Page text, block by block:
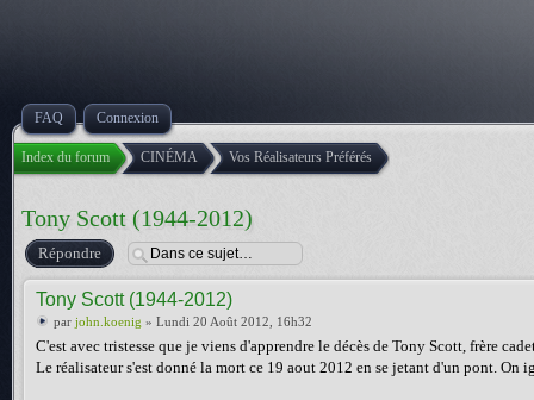
FAQ Connexion
Index du forum CINÉMA Vos Réalisateurs Préférés
Tony Scott (1944-2012)
Répondre
Tony Scott (1944-2012)
par john.koenig » Lundi 20 Août 2012, 16h32
C'est avec tristesse que je viens d'apprendre le décès de Tony Scott, frère
Le réalisateur s'est donné la mort ce 19 aout 2012 en se jetant d'un pont. On